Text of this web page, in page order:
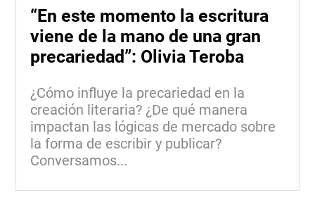
“En este momento la escritura
viene de la mano de una gran
precariedad”: Olivia Teroba
¿Cómo influye la precariedad en la
creación literaria? ¿De qué manera
impactan las lógicas de mercado sobre
la forma de escribir y publicar?
Conversamos...